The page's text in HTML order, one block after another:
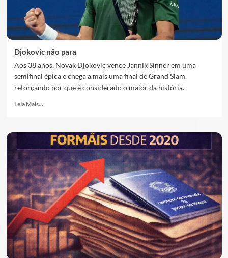
Djokovic não para
Aos 38 anos, Novak Djokovic vence Jannik Sinner em uma
semifinal épica e chega a mais uma final de Grand Slam,
reforçando por que é considerado o maior da história.
Leia Mais...